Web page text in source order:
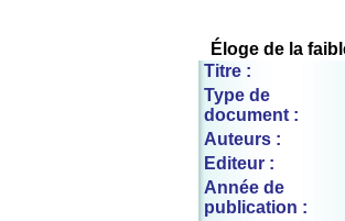
Éloge de la
Titre :
Type de
document :
Auteurs :
Editeur :
Année de
publication :